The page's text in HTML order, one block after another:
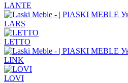
LANTE
LARS
LETTO
LINK
LOVI